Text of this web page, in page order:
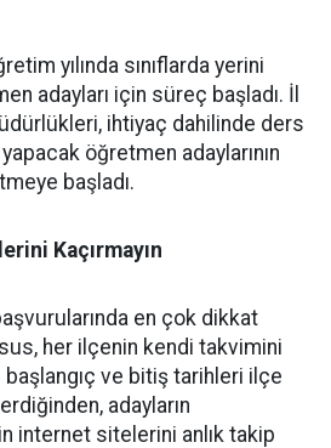
yılında sınıflarda yerini
adayları için süreç başladı. İl
ihtiyaç dahilinde ders
öğretmen adaylarının
başladı.
Kaçırmayın
en çok dikkat
her ilçenin kendi takvimini
başlangıç ve bitiş tarihleri ilçe
adayların
internet sitelerini anlık takip